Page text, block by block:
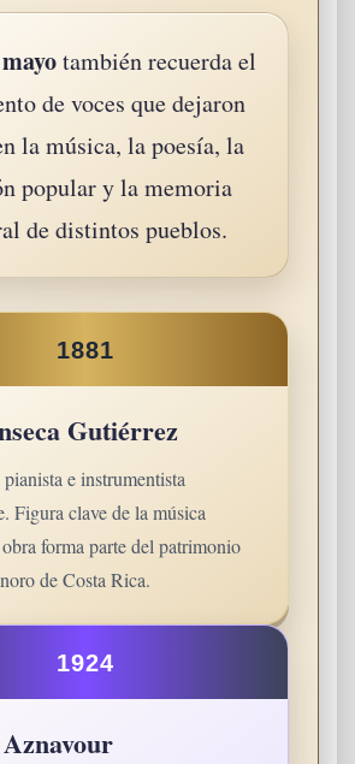
también recuerda el
de voces que dejaron
la música, la poesía, la
popular y la memoria
de distintos pueblos.
1881
Gutiérrez
e instrumentista
Figura clave de la música
forma parte del patrimonio
de Costa Rica.
1924